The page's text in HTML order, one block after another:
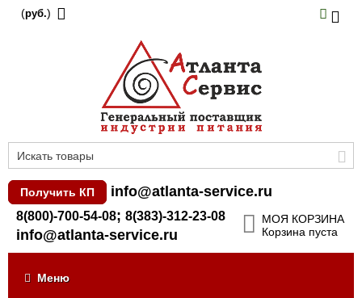
(руб.)
Получить КП info@atlanta-service.ru
8(800)-700-54-08; 8(383)-312-23-08
info@atlanta-service.ru
МОЯ КОРЗИНА
Корзина пуста
Меню